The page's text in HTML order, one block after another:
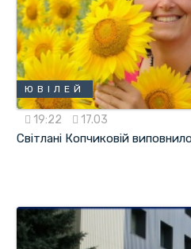
ЮВІЛЕЙ
19:22 17.03
Світлані Копчиковій